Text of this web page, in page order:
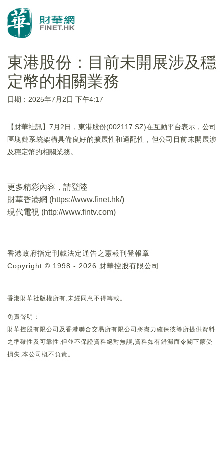
東港股份：目前未開展涉及穩
定幣的相關業務
日期：2025年7月2日 下午4:17
【財華社訊】7月2日，東港股份(002117.SZ)在互動平台表示，公司
區塊鏈系統架構具備良好的擴展性和適配性，但公司目前未開展涉
及穩定幣的相關業務。
更多精彩內容，請登陸
財華香港網 (https://www.finet.hk/)
現代電視 (http://www.fintv.com)
香港政府指定刊載法定通告之憲報刊登報章
Copyright © 1998 - 2026 財華控股有限公司
香港財華社版權所有,未經同意不得轉載。
免責聲明：
財華控股有限公司及香港聯合交易所有限公司將盡力確保彼等所提供資料
之準確性及可靠性,但並不保證資料絕對無誤,資料如有錯漏而令閣下蒙受
損失,本公司概不負責。